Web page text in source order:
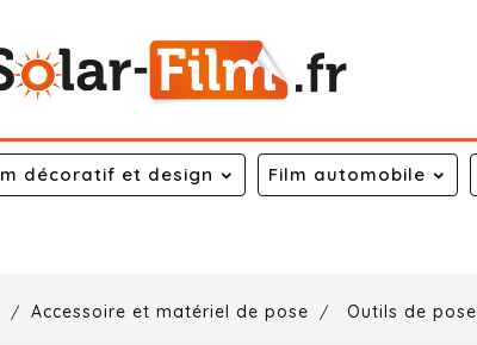
décoratif et design Film automobile
Accessoire et matériel de pose Outils de pose